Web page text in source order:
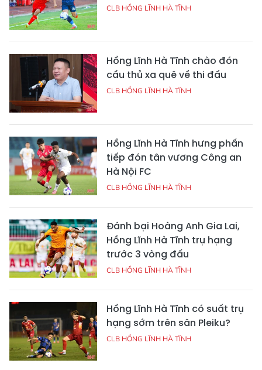
CLB HỒNG LĨNH HÀ TĨNH
Hồng Lĩnh Hà Tĩnh chào đón
cầu thủ xa quê về thi đấu
CLB HỒNG LĨNH HÀ TĨNH
Hồng Lĩnh Hà Tĩnh hưng phấn
tiếp đón tân vương Công an
Hà Nội FC
CLB HỒNG LĨNH HÀ TĨNH
Đánh bại Hoàng Anh Gia Lai,
Hồng Lĩnh Hà Tĩnh trụ hạng
trước 3 vòng đấu
CLB HỒNG LĨNH HÀ TĨNH
Hồng Lĩnh Hà Tĩnh có suất trụ
hạng sớm trên sân Pleiku?
CLB HỒNG LĨNH HÀ TĨNH